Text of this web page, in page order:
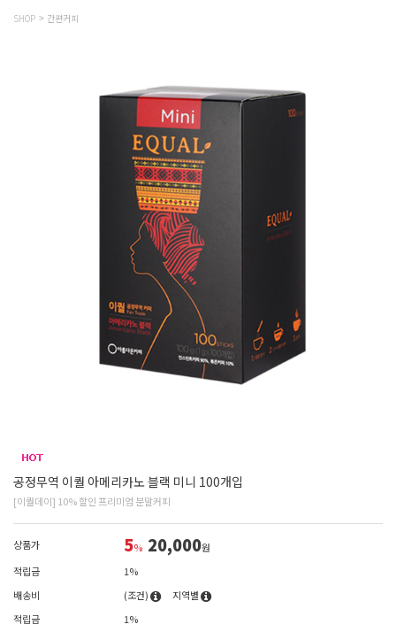
SHOP 간편커피
공정무역 이퀄 아메리카노 블랙 미니 100개입
[이퀄데이] 10% 할인 프리미엄 분말커피
상품가 5% 20,000원
적립금
1%
배송비
(조건)
지역별
적립금
1%